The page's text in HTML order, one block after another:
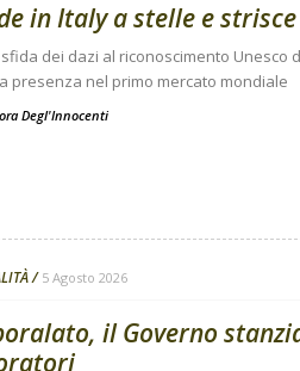
in Italy a stelle e strisce
dei dazi al riconoscimento Unesco
presenza nel primo mercato mondiale
Degl'Innocenti
5 Agosto 2026
il Governo